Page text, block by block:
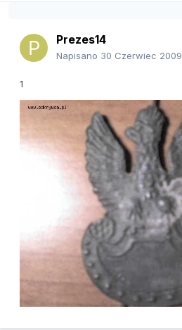
Prezes14
Napisano 30 Czerwiec 2009
1